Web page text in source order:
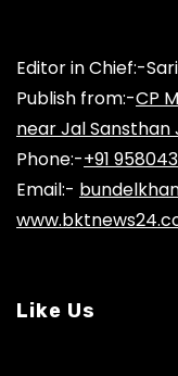
Editor in Chief:-
Publish from:-CP
near Jal Sansthan
Phone:-+91
Email:-
Like Us